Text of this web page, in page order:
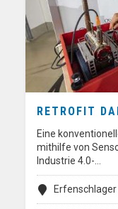
RETROFIT
Eine
mithilfe von
Industrie 4.0-…